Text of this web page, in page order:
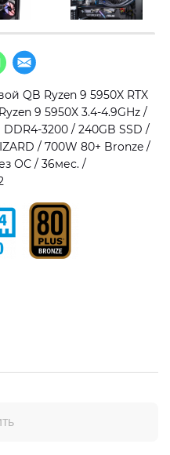
Тип накопителя
SSD
HDD
SSD + HDD
CPU
QB Ryzen 9 5950X RTX
9 5950X 3.4-4.9GHz /
DDR4-3200 / 240GB SSD /
/ 700W 80+ Bronze /
ОС / 36мес. /